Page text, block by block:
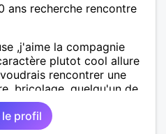
ans recherche rencontre
,j'aime la compagnie
plutot cool allure
rencontrer une
,bricolage ,quelqu'un de
mesdames
le profil